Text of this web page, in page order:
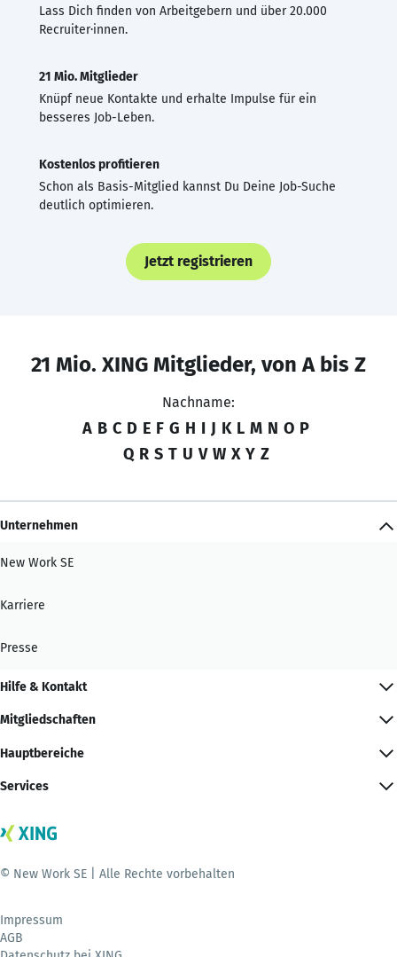
Lass Dich finden von Arbeitgebern und über 20.000
Recruiter·innen.
21 Mio. Mitglieder
Knüpf neue Kontakte und erhalte Impulse für ein
besseres Job-Leben.
Kostenlos profitieren
Schon als Basis-Mitglied kannst Du Deine Job-Suche
deutlich optimieren.
Jetzt registrieren
21 Mio. XING Mitglieder, von A bis Z
Nachname:
A B C D E F G H I J K L M N O P
Q R S T U V W X Y Z
Unternehmen
New Work SE
Karriere
Presse
Hilfe & Kontakt
Mitgliedschaften
Hauptbereiche
Services
© New Work SE | Alle Rechte vorbehalten
Impressum
AGB